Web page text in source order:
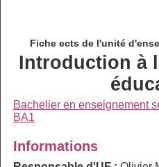
Fiche ects de l'unité
Introduction à
Bachelier en enseignement
BA1
Informations